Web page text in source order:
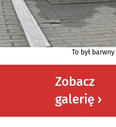
To był
Zobacz
galerię ›